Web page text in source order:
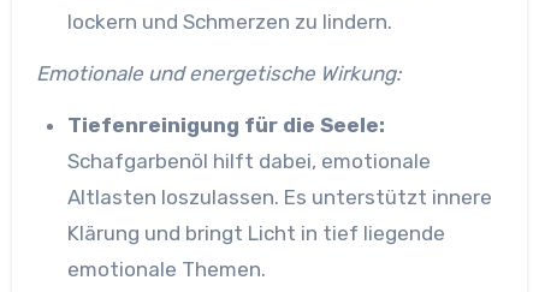
lockern und Schmerzen zu lindern.
Emotionale und energetische Wirkung:
Tiefenreinigung für die Seele:
Schafgarbenöl hilft dabei, emotionale
Altlasten loszulassen. Es unterstützt innere
Klärung und bringt Licht in tief liegende
emotionale Themen.